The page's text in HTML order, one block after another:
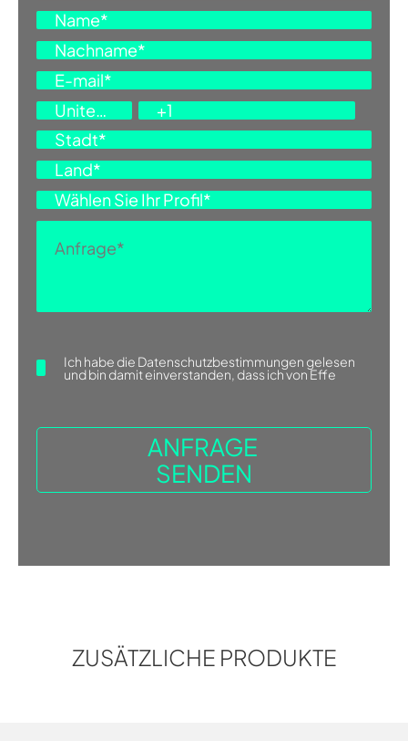
DOWNLOAD BROCHURE
INFORMATIONEN VERLANGEN
Ich habe die Datenschutzbestimmungen gelesen
und bin damit einverstanden, dass ich von Effe
ZUSÄTZLICHE PRODUKTE